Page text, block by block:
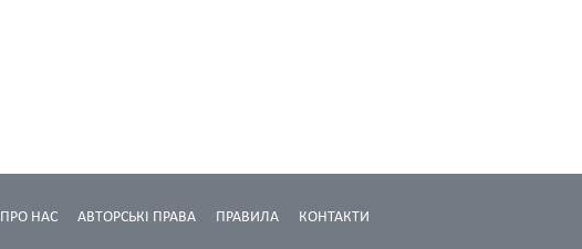
КОНТАКТИ
ПРАВИЛА
АВТОРСЬКІ ПРАВА
ПРО НАС